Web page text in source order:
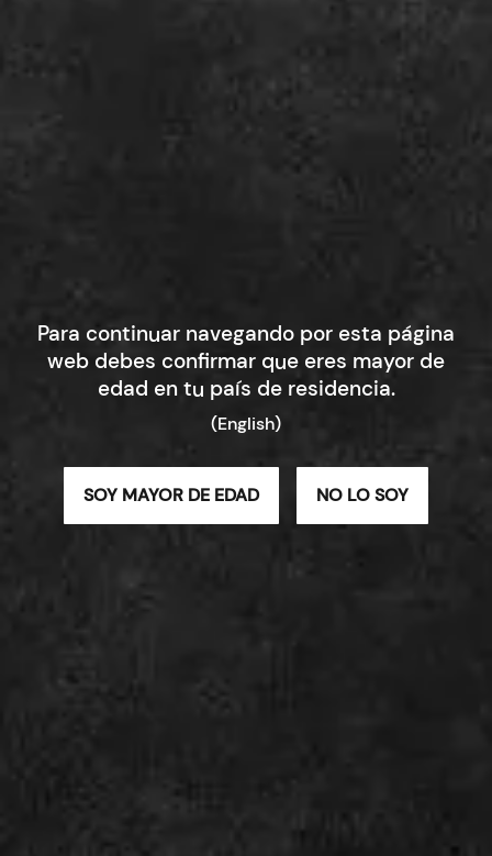
Descubra el fantástico
mundo del vino en un lugar
donde el tiempo se mide en
añadas
Para continuar navegando por esta página
web debes confirmar que eres mayor de
edad en tu país de residencia.
(English)
SOY MAYOR DE EDAD NO LO SOY